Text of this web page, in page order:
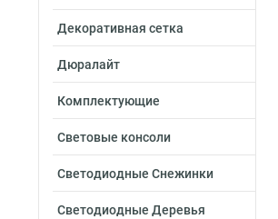
Декоративная сетка
Дюралайт
Комплектующие
Световые консоли
Светодиодные Снежинки
Светодиодные Деревья